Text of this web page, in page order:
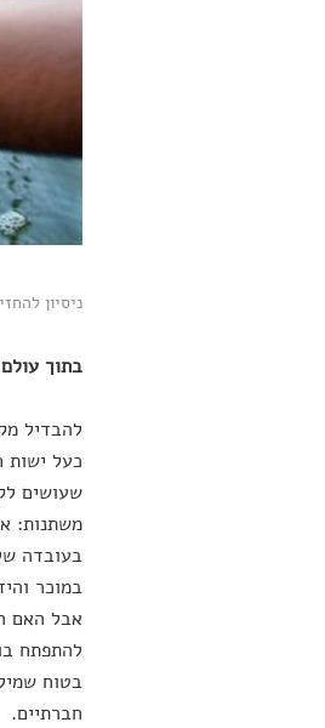
ניסיון
בתוך
להבדיל
כעל ישות
שעושים
משתנות:
בעובדה
במוכר
אבל האם
להתפתח
בטוח
חברתיים.